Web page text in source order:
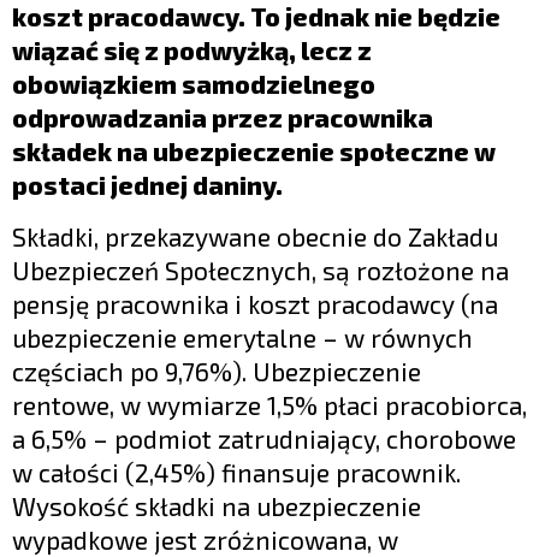
koszt pracodawcy. To jednak nie będzie
wiązać się z podwyżką, lecz z
obowiązkiem samodzielnego
odprowadzania przez pracownika
składek na ubezpieczenie społeczne w
postaci jednej daniny.
Składki, przekazywane obecnie do Zakładu
Ubezpieczeń Społecznych, są rozłożone na
pensję pracownika i koszt pracodawcy (na
ubezpieczenie emerytalne – w równych
częściach po 9,76%). Ubezpieczenie
rentowe, w wymiarze 1,5% płaci pracobiorca,
a 6,5% – podmiot zatrudniający, chorobowe
w całości (2,45%) finansuje pracownik.
Wysokość składki na ubezpieczenie
wypadkowe jest zróżnicowana, w